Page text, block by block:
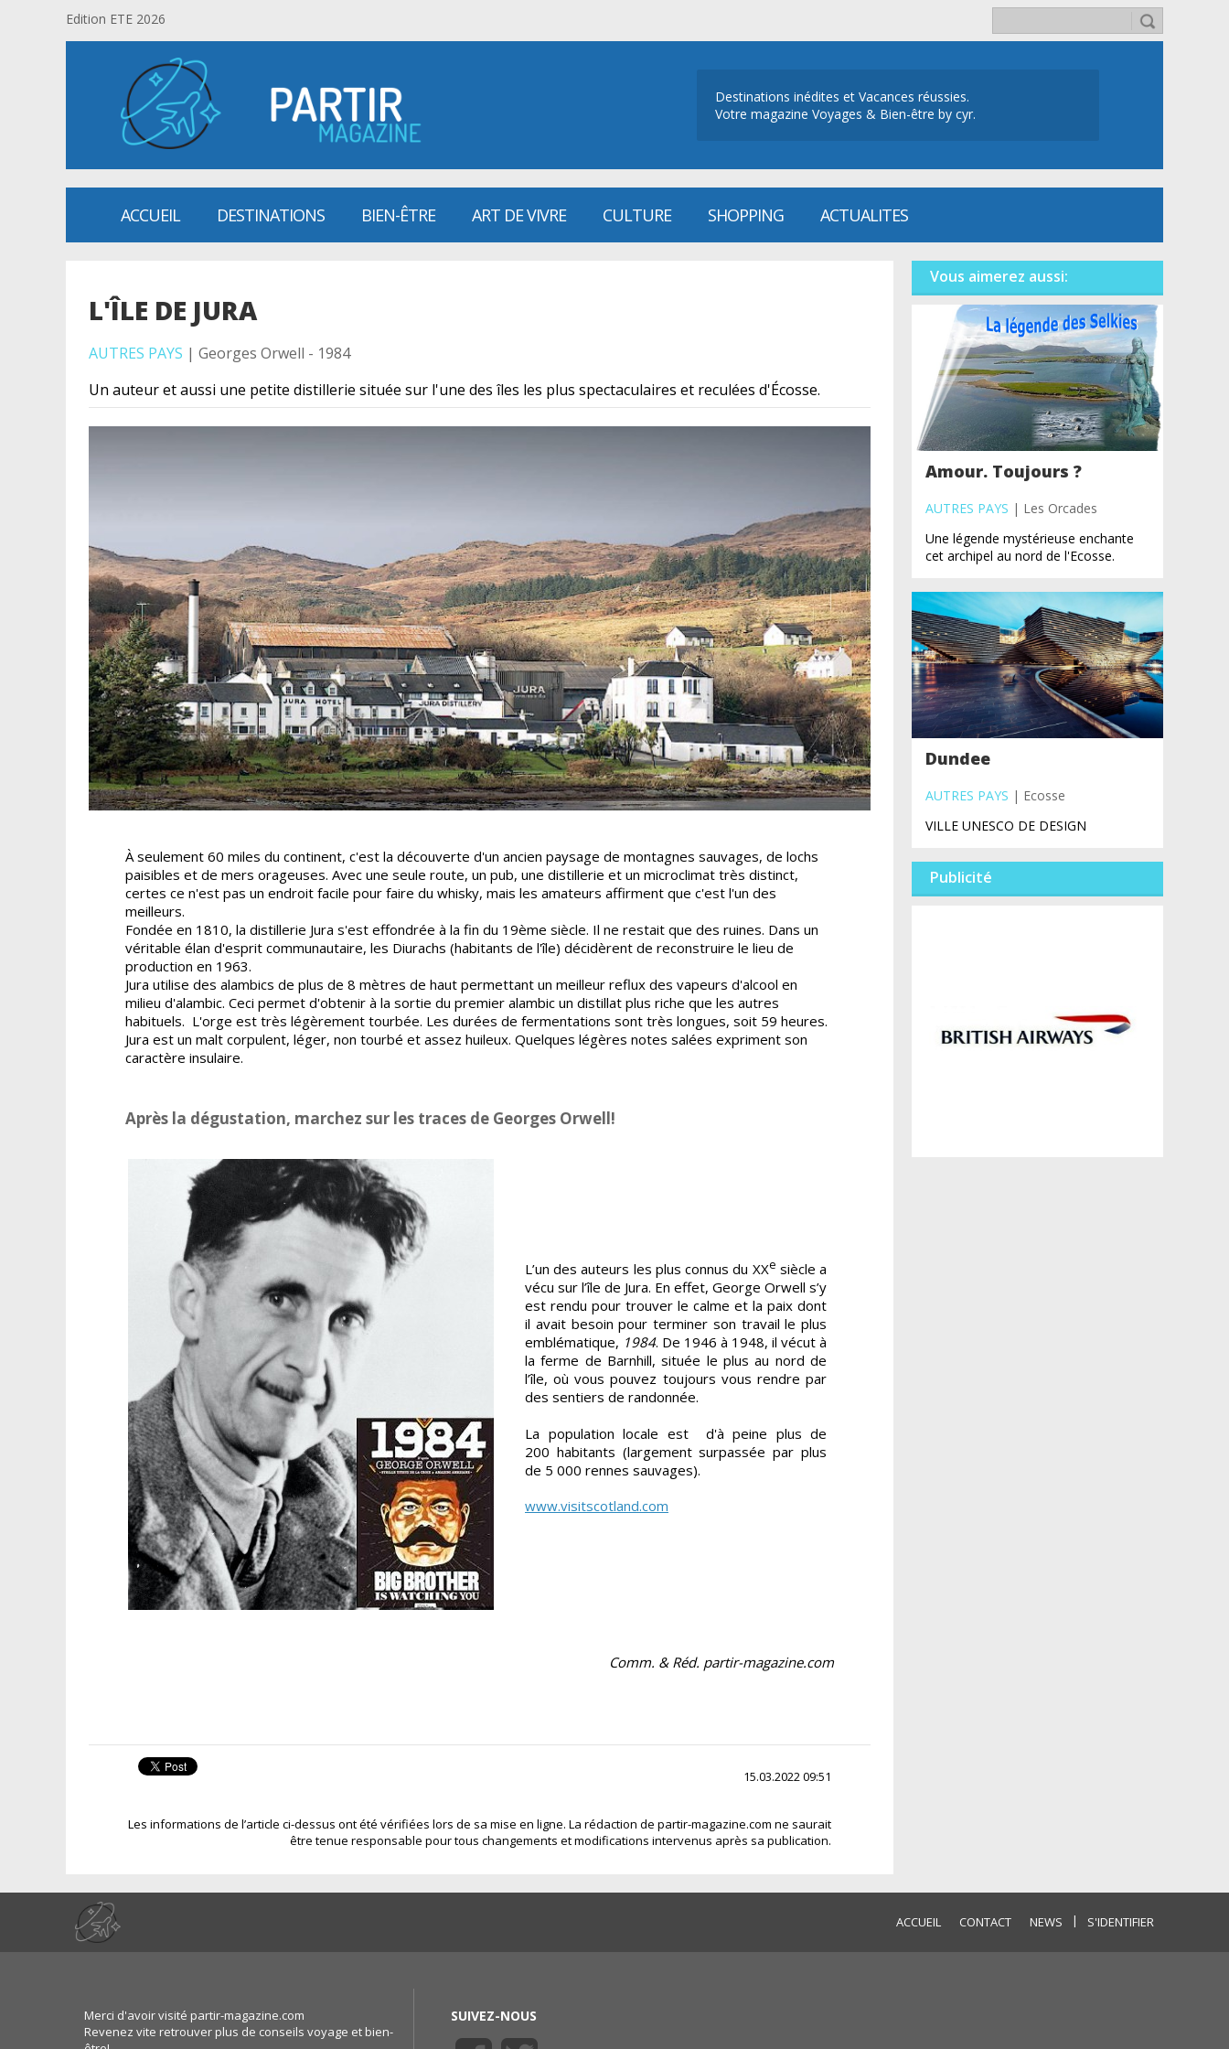
Edition ETE 2026
Destinations inédites et Vacances réussies.
Votre magazine Voyages & Bien-être by cyr.
ACCUEIL DESTINATIONS BIEN-ÊTRE ART DE VIVRE CULTURE SHOPPING ACTUALITES
L'ÎLE DE JURA
AUTRES PAYS | Georges Orwell - 1984
Un auteur et aussi une petite distillerie située sur l'une des îles les plus spectaculaires et reculées d'Écosse.
À seulement 60 miles du continent, c'est la découverte d'un ancien paysage de montagnes sauvages, de lochs
paisibles et de mers orageuses. Avec une seule route, un pub, une distillerie et un microclimat très distinct,
certes ce n'est pas un endroit facile pour faire du whisky, mais les amateurs affirment que c'est l'un des
meilleurs.
Fondée en 1810, la distillerie Jura s'est effondrée à la fin du 19ème siècle. Il ne restait que des ruines. Dans un
véritable élan d'esprit communautaire, les Diurachs (habitants de l'île) décidèrent de reconstruire le lieu de
production en 1963.
Jura utilise des alambics de plus de 8 mètres de haut permettant un meilleur reflux des vapeurs d'alcool en
milieu d'alambic. Ceci permet d'obtenir à la sortie du premier alambic un distillat plus riche que les autres
habituels. L'orge est très légèrement tourbée. Les durées de fermentations sont très longues, soit 59 heures.
Jura est un malt corpulent, léger, non tourbé et assez huileux. Quelques légères notes salées expriment son
caractère insulaire.
Après la dégustation, marchez sur les traces de Georges Orwell!
L’un des auteurs les plus connus du XXe siècle a
vécu sur l’île de Jura. En effet, George Orwell s’y
est rendu pour trouver le calme et la paix dont
il avait besoin pour terminer son travail le plus
emblématique, 1984. De 1946 à 1948, il vécut à
la ferme de Barnhill, située le plus au nord de
l’île, où vous pouvez toujours vous rendre par
des sentiers de randonnée.
La population locale est d'à peine plus de
200 habitants (largement surpassée par plus
de 5 000 rennes sauvages).
www.visitscotland.com
Comm. & Réd. partir-magazine.com
15.03.2022 09:51
Les informations de l’article ci-dessus ont été vérifiées lors de sa mise en ligne. La rédaction de partir-magazine.com ne saurait
être tenue responsable pour tous changements et modifications intervenus après sa publication.
Vous aimerez aussi:
Amour. Toujours ?
AUTRES PAYS | Les Orcades
Une légende mystérieuse enchante
cet archipel au nord de l'Ecosse.
Dundee
AUTRES PAYS | Ecosse
VILLE UNESCO DE DESIGN
Publicité
ACCUEIL CONTACT NEWS | S'IDENTIFIER
Merci d'avoir visité partir-magazine.com
Revenez vite retrouver plus de conseils voyage et bien-
SUIVEZ-NOUS